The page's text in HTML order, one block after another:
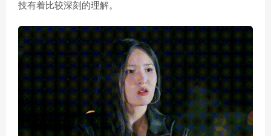
技有着比较深刻的理解。